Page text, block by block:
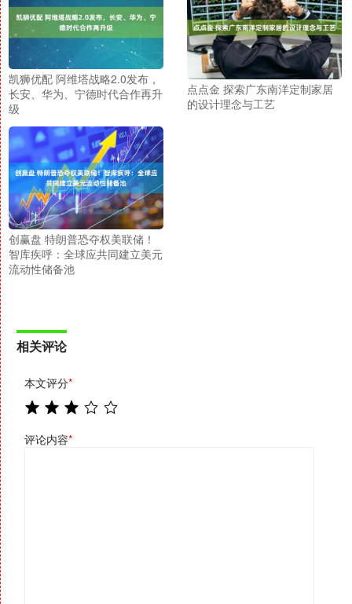
凯狮优配 阿维塔战略2.0发布，
长安、华为、宁德时代合作再升
级
点点金 探索广东南洋定制家居
的设计理念与工艺
创赢盘 特朗普恐夺权美联储！
智库疾呼：全球应共同建立美元
流动性储备池
相关评论
本文评分*
评论内容*